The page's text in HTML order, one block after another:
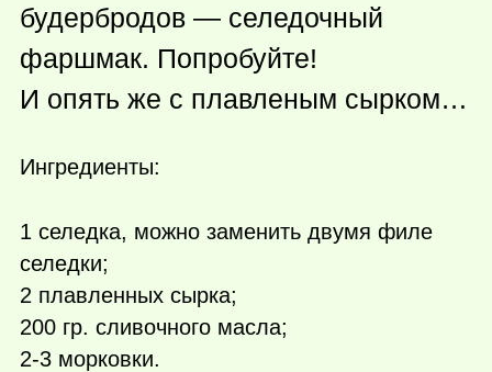
будербродов — селедочный
фаршмак. Попробуйте!
И опять же с плавленым сырком…
Ингредиенты:
1 селедка, можно заменить двумя филе
селедки;
2 плавленных сырка;
200 гр. сливочного масла;
2-3 морковки.